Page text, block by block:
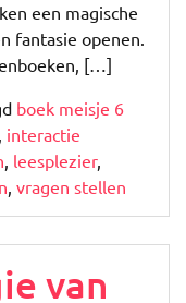
een magische
fantasie openen.
[…]
boek meisje 6
, interactie
, leesplezier,
, vragen stellen
van